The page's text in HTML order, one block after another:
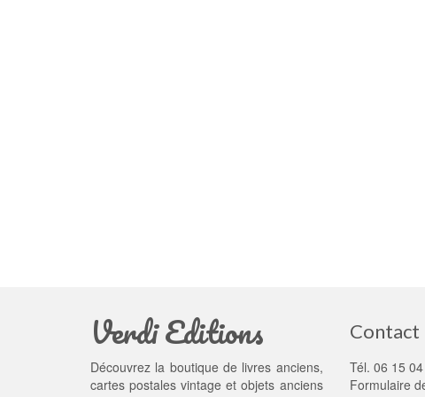
Verdi Editions
Découvrez la boutique de livres anciens,
cartes postales vintage et objets anciens
Contact
Tél. 06 15
Formulaire